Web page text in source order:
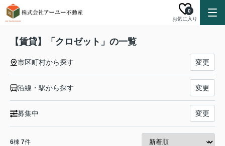
お気に入り
0
【賃貸】「クロゼット」の一覧
市区町村から探す 変更
沿線・駅から探す 変更
募集中 変更
6棟 7件